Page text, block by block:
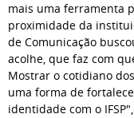
mais uma ferramenta
proximidade da
de Comunicação
acolhe, que faz com
Mostrar o cotidiano
uma forma de
identidade com o